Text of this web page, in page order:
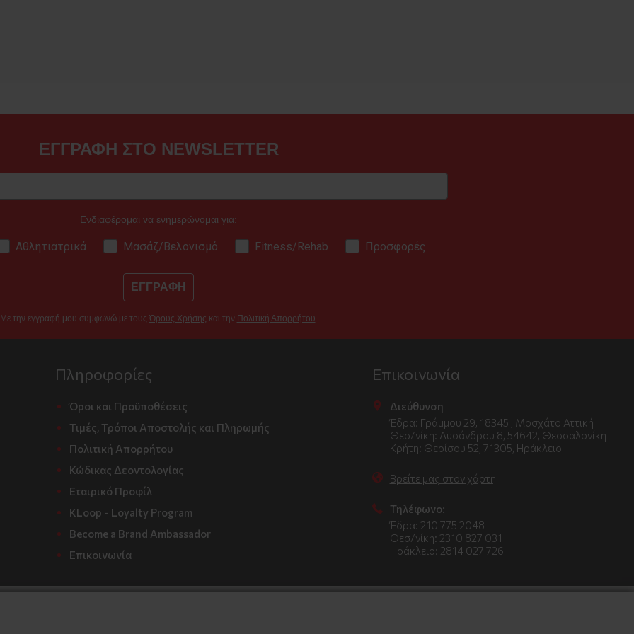
ΕΓΓΡΑΦΗ ΣΤΟ NEWSLETTER
Ενδιαφέρομαι να ενημερώνομαι για:
Αθλητιατρικά Μασάζ/Βελονισμό Fitness/Rehab Προσφορές
ΕΓΓΡΑΦΗ
Με την εγγραφή μου συμφωνώ με τους Όρους Χρήσης και την Πολιτική Απορρήτου.
Πληροφορίες
Όροι και Προϋποθέσεις
Τιμές, Τρόποι Αποστολής και Πληρωμής
Πολιτική Απορρήτου
Κώδικας Δεοντολογίας
Εταιρικό Προφίλ
KLoop - Loyalty Program
Become a Brand Ambassador
Επικοινωνία
Επικοινωνία
Διεύθυνση
Έδρα: Γράμμου 29, 18345 , Μοσχάτο Αττική
Θεσ/νίκη: Λυσάνδρου 8, 54642, Θεσσαλονίκη
Κρήτη: Θερίσου 52, 71305, Ηράκλειο
Βρείτε μας στον χάρτη
Τηλέφωνο:
Έδρα: 210 775 2048
Θεσ/νίκη: 2310 827 031
Ηράκλειο: 2814 027 726